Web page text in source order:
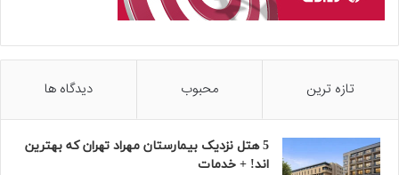
تازه ترین محبوب دیدگاه ها
5 هتل نزدیک بیمارستان مهراد تهران که بهترین‌
اند! + خدمات